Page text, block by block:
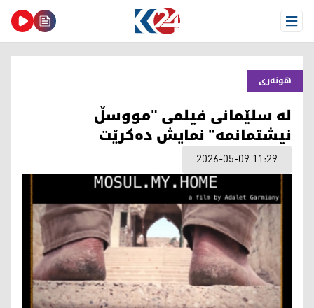
Open Menu
هونەری
لە سلێمانی فیلمی "مووسڵ
نیشتمانمە" نمایش دەکرێت
2026-05-09 11:29